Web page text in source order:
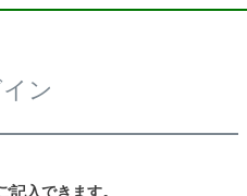
ン
記入できます。